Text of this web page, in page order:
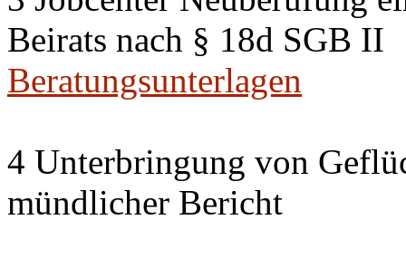
Beirats nach § 18d SGB II
Beratungsunterlagen
4 Unterbringung von
mündlicher Bericht